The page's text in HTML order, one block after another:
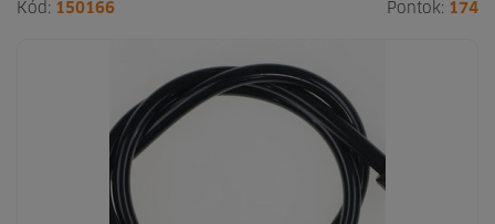
Kód: 150166 Pontok: 174